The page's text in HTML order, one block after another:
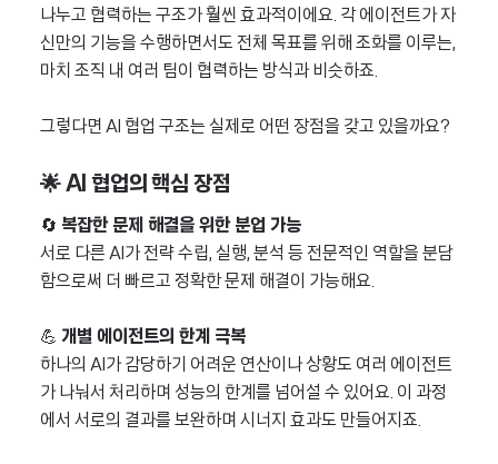
나누고 협력하는 구조가 훨씬 효과적이에요. 각 에이전트가 자
신만의 기능을 수행하면서도 전체 목표를 위해 조화를 이루는,
마치 조직 내 여러 팀이 협력하는 방식과 비슷하죠.
그렇다면 AI 협업 구조는 실제로 어떤 장점을 갖고 있을까요?
🌟 AI 협업의 핵심 장점
🔄 복잡한 문제 해결을 위한 분업 가능
서로 다른 AI가 전략 수립, 실행, 분석 등 전문적인 역할을 분담
함으로써 더 빠르고 정확한 문제 해결이 가능해요.
💪 개별 에이전트의 한계 극복
하나의 AI가 감당하기 어려운 연산이나 상황도 여러 에이전트
가 나눠서 처리하며 성능의 한계를 넘어설 수 있어요. 이 과정
에서 서로의 결과를 보완하며 시너지 효과도 만들어지죠.